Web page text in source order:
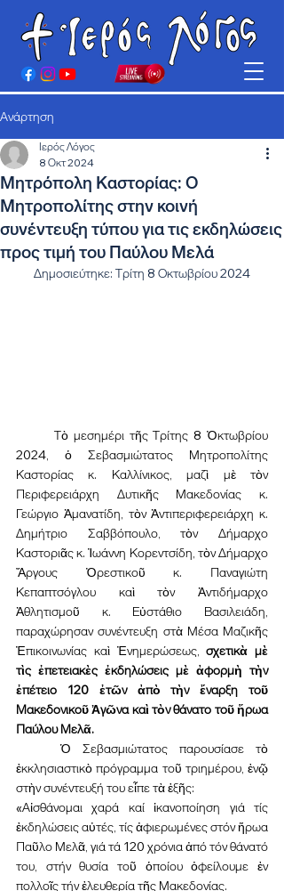
Ανάρτηση
Μητρόπολη Καστορίας: Ο
Μητροπολίτης στην κοινή
συνέντευξη τύπου για τις εκδηλώσεις
προς τιμή του Παύλου Μελά
Ιερός Λόγος
8 Οκτ 2024
Δημοσιεύτηκε: Τρίτη 8 Οκτωβρίου 2024
2024, ὁ Σεβασμιώτατος Μητροπολίτης
Καστορίας κ. Καλλίνικος, μαζὶ μὲ τὸν
Περιφερειάρχη Δυτικῆς Μακεδονίας κ.
Γεώργιο Ἀμανατίδη, τὸν Ἀντιπεριφερειάρχη κ.
Δημήτριο Σαββόπουλο, τὸν Δήμαρχο
Καστοριᾶς κ. Ἰωάννη Κορεντσίδη, τὸν Δήμαρχο
Ἄργους Ὀρεστικοῦ κ. Παναγιώτη
Κεπαπτσόγλου καὶ τὸν Ἀντιδήμαρχο
Ἀθλητισμοῦ κ. Εὐστάθιο Βασιλειάδη,
παραχώρησαν συνέντευξη στὰ Μέσα Μαζικῆς
Ἐπικοινωνίας καὶ Ἐνημερώσεως, σχετικὰ μὲ
τὶς ἐπετειακὲς ἐκδηλώσεις μὲ ἀφορμὴ τὴν
ἐπέτειο 120 ἐτῶν ἀπὸ τὴν ἔναρξη τοῦ
Μακεδονικοῦ Ἀγῶνα καὶ τὸν θάνατο τοῦ ἥρωα
Παύλου Μελᾶ.
ἐκκλησιαστικὸ πρόγραμμα τοῦ τριημέρου, ἐνῷ
στὴν συνέντευξή του εἶπε τὰ ἑξῆς:
«Αἰσθάνομαι χαρά καί ἱκανοποίηση γιά τίς
ἐκδηλώσεις αὐτές, τίς ἀφιερωμένες στόν ἥρωα
Παῦλο Μελᾶ, γιά τά 120 χρόνια ἀπό τόν θάνατό
του, στήν θυσία τοῦ ὁποίου ὀφείλουμε ἐν
πολλοῖς τήν ἐλευθερία τῆς Μακεδονίας.